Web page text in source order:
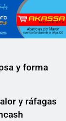
y forma
y ráfagas